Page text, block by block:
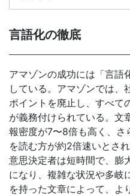
言語化の徹底
アマゾンの成功には「言語
している。アマゾンでは、
ポイントを廃止し、すべて
が義務付けられている。文
報密度が7〜8倍も高く、
を読む方が約2倍速いとさ
意思決定者は短時間で、膨
になり、複雑な状況や多岐
を持った文章によって、よ